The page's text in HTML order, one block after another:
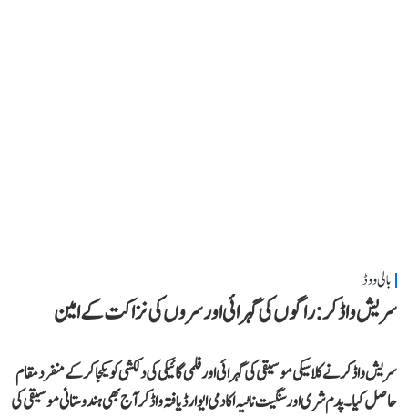
بالی ووڈ
سریش واڈکر: راگوں کی گہرائی اور سروں کی نزاکت کے امین
سریش واڈکر نے کلاسیکی موسیقی کی گہرائی اور فلمی گائیکی کی دلکشی کو یکجا کر کے منفرد مقام
حاصل کیا۔ پدم شری اور سنگیت ناٹیہ اکادمی ایوارڈ یافتہ واڈکر آج بھی ہندوستانی موسیقی کی